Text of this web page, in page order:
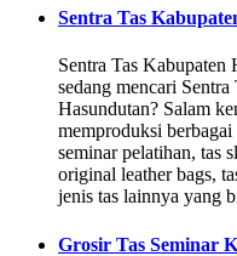
Sentra Tas
Sentra Tas Kabupaten
sedang mencari
Hasundutan? Salam
memproduksi berbagai
seminar pelatihan, tas
original leather bags,
jenis tas lainnya yang
Grosir Tas Seminar